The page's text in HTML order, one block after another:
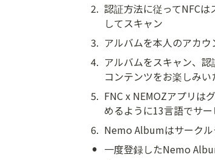
2. 認証方法に従ってNFC
してスキャン
3. アルバムを本人のアカウ
4. アルバムをスキャン、
コンテンツをお楽しみい
5. FNC x NEMOZアプリは
めるように13言語でサー
6. Nemo Albumはサークル
• 一度登録したNemo